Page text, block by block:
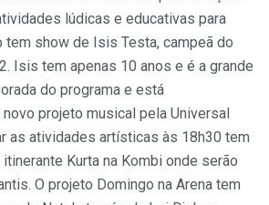
lúdicas e educativas para
show de Isis Testa, campeã do
Isis tem apenas 10 anos e é a grande
do programa e está
projeto musical pela Universal
as atividades artísticas às 18h30 tem
Kurta na Kombi onde serão
O projeto Domingo na Arena tem